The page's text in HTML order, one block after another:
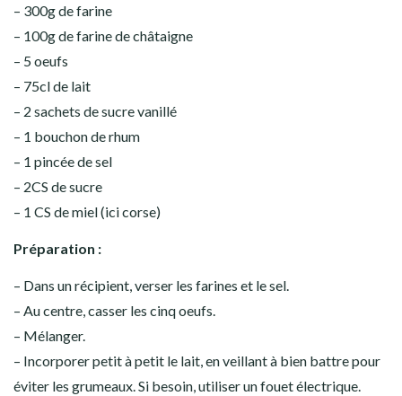
– 300g de farine
– 100g de farine de châtaigne
– 5 oeufs
– 75cl de lait
– 2 sachets de sucre vanillé
– 1 bouchon de rhum
– 1 pincée de sel
– 2CS de sucre
– 1 CS de miel (ici corse)
Préparation :
– Dans un récipient, verser les farines et le sel.
– Au centre, casser les cinq oeufs.
– Mélanger.
– Incorporer petit à petit le lait, en veillant à bien battre pour
éviter les grumeaux. Si besoin, utiliser un fouet électrique.